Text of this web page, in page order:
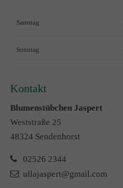
Samstag
Sonntag
Kontakt
Blumenstübchen Jaspert
Weststraße 25
48324 Sendenhorst
02526 2344
ullajaspert@gmail.com